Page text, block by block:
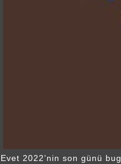
Evet 2022’nin son günü